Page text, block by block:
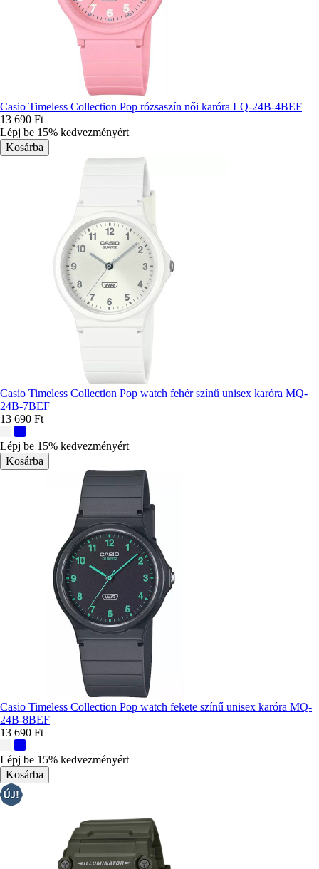
Casio Timeless Collection Pop rózsaszín női karóra LQ-24B-4BEF
13 690 Ft
Lépj be 15% kedvezményért
Casio Timeless Collection Pop watch fehér színű unisex karóra MQ-
24B-7BEF
13 690 Ft
színek:
Lépj be 15% kedvezményért
Casio Timeless Collection Pop watch fekete színű unisex karóra MQ-
24B-8BEF
13 690 Ft
színek:
Lépj be 15% kedvezményért